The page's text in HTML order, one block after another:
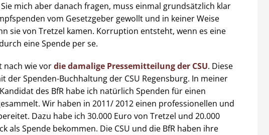
mich aber danach fragen, muss einmal grundsätzlich klar
vom Gesetzgeber gewollt und in keiner Weise
sie von Tretzel kamen. Korruption entsteht, wenn es eine
eine Spende per se.
nach wie vordie damalige Pressemitteilung der CSU. Diese
der Spenden-Buchhaltung der CSU Regensburg. In meiner
des BfR habe ich natürlich Spenden für einen
Wir haben in 2011/ 2012 einen professionellen und
Dazu habe ich 30.000 Euro von Tretzel und 20.000
als Spende bekommen. Die CSU und die BfR haben ihre